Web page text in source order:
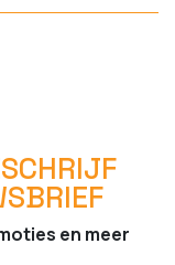
SCHRIJF
en meer